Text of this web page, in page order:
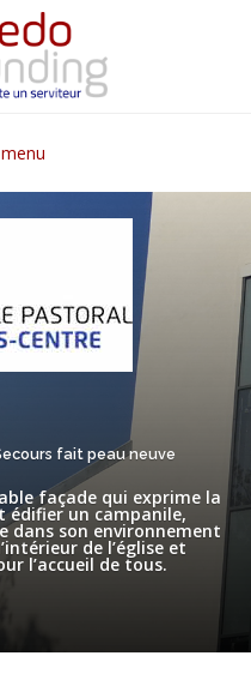
fait peau neuve
façade qui exprime la
édifier un campanile,
dans son environnement
de l’église et
l’accueil de tous.